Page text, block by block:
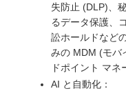
失防止 (DLP)、
るデータ保護、
訟ホールドなど
みの MDM (モバ
ドポイント マ
AI と自動化：